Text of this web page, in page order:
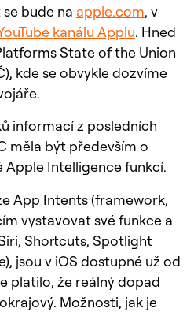
bude na apple.com, v
kanálu Applu. Hned
State of the Union
kde se obvykle dozvíme
informací z posledních
měla být především o
Apple Intelligence funkcí.
App Intents (framework,
vystavovat své funkce a
Shortcuts, Spotlight
jsou v iOS dostupné už od
platilo, že reálný dopad
Možnosti, jak je